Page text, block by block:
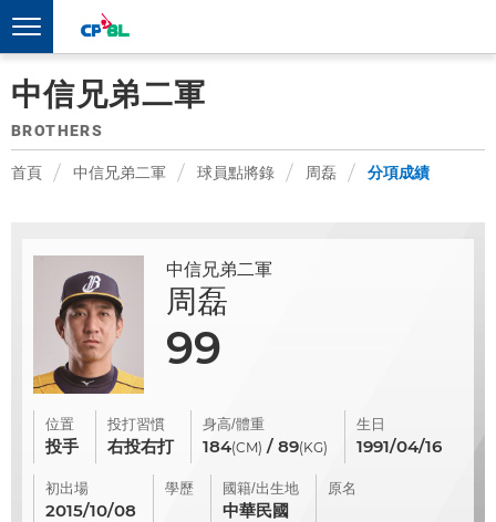
中信兄弟二軍
BROTHERS
首頁 中信兄弟二軍 球員點將錄 周磊 分項成績
中信兄弟二軍
周磊
99
位置
投手
投打習慣
右投右打
身高/體重
184(CM) / 89(KG)
生日
1991/04/16
初出場
2015/10/08
學歷 國籍/出生地
中華民國
原名